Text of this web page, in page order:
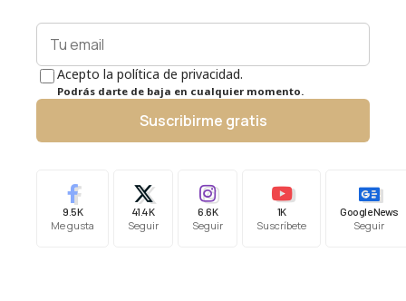
Acepto la política de privacidad.
Podrás darte de baja en cualquier momento.
Suscribirme gratis
9.5K
Me gusta
41.4K
Seguir
6.6K
Seguir
1K
Suscríbete
Google News
Seguir